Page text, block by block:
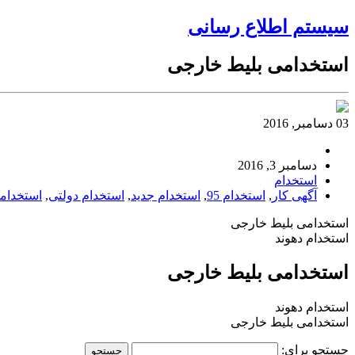
سیستم اطلاع رسانی
استخدامی بلیط خارجی
03 دسامبر, 2016
دسامبر 3, 2016
استخدام
آگهی کار , استخدام 95 , استخدام جدید, استخدام دولتی,
استخدامی بلیط خارجی
استخدام دهوند
استخدامی بلیط خارجی
استخدام دهوند
استخدامی بلیط خارجی
جستجو برای: